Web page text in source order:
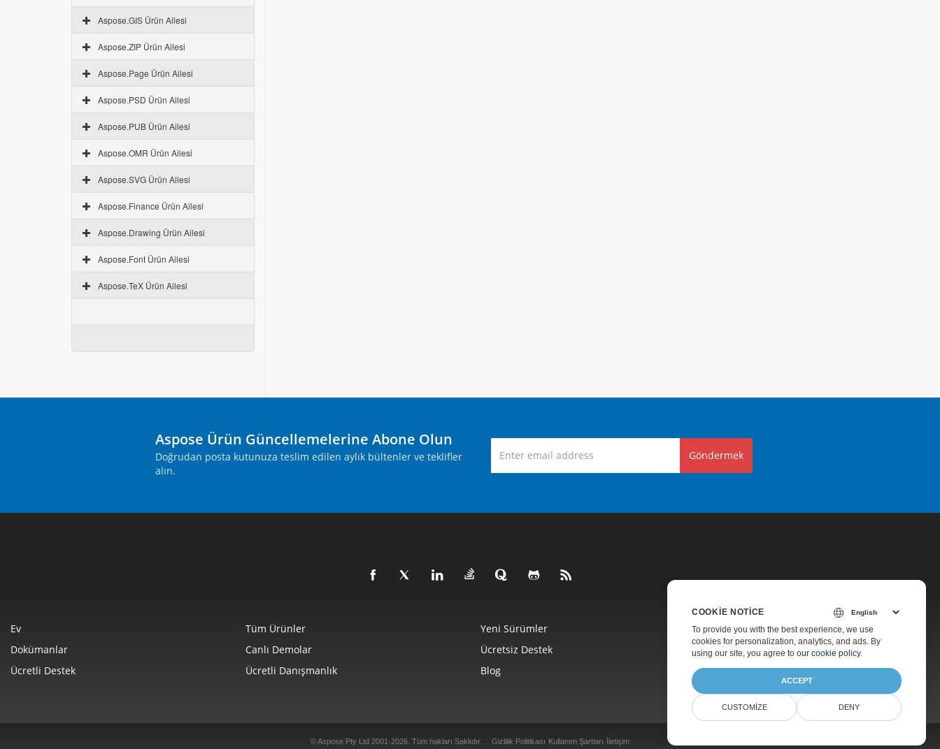
Aspose.GIS Ürün Ailesi
Aspose.ZIP Ürün Ailesi
Aspose.Page Ürün Ailesi
Aspose.PSD Ürün Ailesi
Aspose.PUB Ürün Ailesi
Aspose.OMR Ürün Ailesi
Aspose.SVG Ürün Ailesi
Aspose.Finance Ürün Ailesi
Aspose.Drawing Ürün Ailesi
Aspose.Font Ürün Ailesi
Aspose.TeX Ürün Ailesi
Aspose Ürün Güncellemelerine Abone Olun
Doğrudan posta kutunuza teslim edilen aylık bültenler ve teklifler
alın.
Göndermek
Ev Tüm Ürünler Yeni Sürümler
Fiyatlandırma
Dokümanlar
Canlı Demolar Ücretsiz Destek
Ücretsiz Danışmanlık
Ücretli Destek
Ücretli Danışmanlık Blog Hakkında
© Aspose Pty Ltd 2001-2026. Tüm hakları Saklıdır. Gizlilik Politikası Kullanım Şartları İletişim
COOKIE NOTICE
To provide you with the best experience, we use
cookies for personalization, analytics, and ads. By
using our site, you agree to our cookie policy.
ACCEPT
CUSTOMIZE DENY